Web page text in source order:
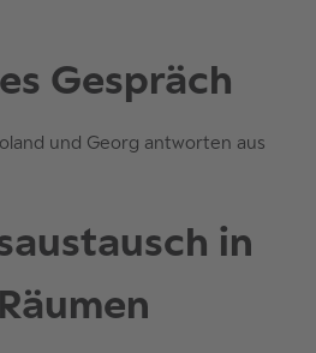
Gespräch
und Georg antworten aus
in